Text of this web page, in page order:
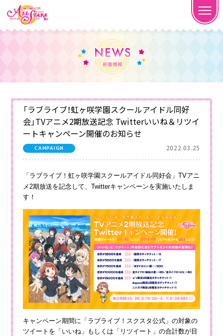
「ラブライブ！虹ヶ咲学園スクールアイドル同好
会」TVアニメ2期放送記念 Twitterいいね＆リツイ
ートキャンペーン開催のお知らせ
CAMPAIGN 2022.03.25
「ラブライブ！虹ヶ咲学園スクールアイドル同好会」TVアニ
メ2期放送を記念して、Twitterキャンペーンを実施いたしま
す！
キャンペーン期間に「ラブライブ！スクスタ公式」の対象の
ツイートを「いいね」もしくは「リツイート」の合計数が目